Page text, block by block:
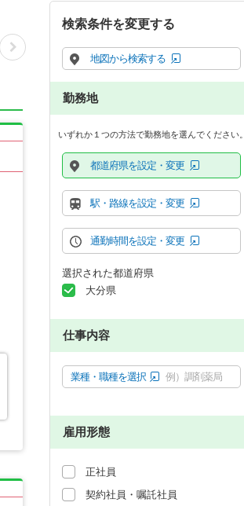
検索条件を変更する
地図から検索する
勤務地
いずれか１つの方法で勤務地を選んでください。
都道府県を設定・変更
駅・路線を設定・変更
通勤時間を設定・変更
選択された都道府県
大分県
仕事内容
業種・職種を選択 例）調剤薬局
雇用形態
正社員
契約社員・嘱託社員